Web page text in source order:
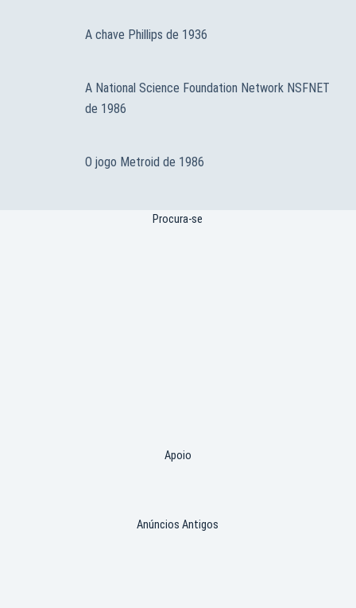
A chave Phillips de 1936
A National Science Foundation Network NSFNET
de 1986
O jogo Metroid de 1986
Procura-se
Apoio
Anúncios Antigos